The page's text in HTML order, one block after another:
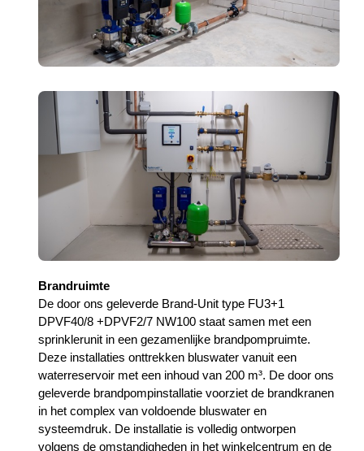
Brandruimte
De door ons geleverde Brand-Unit type FU3+1
DPVF40/8 +DPVF2/7 NW100 staat samen met een
sprinklerunit in een gezamenlijke brandpompruimte.
Deze installaties onttrekken bluswater vanuit een
waterreservoir met een inhoud van 200 m³. De door ons
geleverde brandpompinstallatie voorziet de brandkranen
in het complex van voldoende bluswater en
systeemdruk. De installatie is volledig ontworpen
volgens de omstandigheden in het winkelcentrum en de